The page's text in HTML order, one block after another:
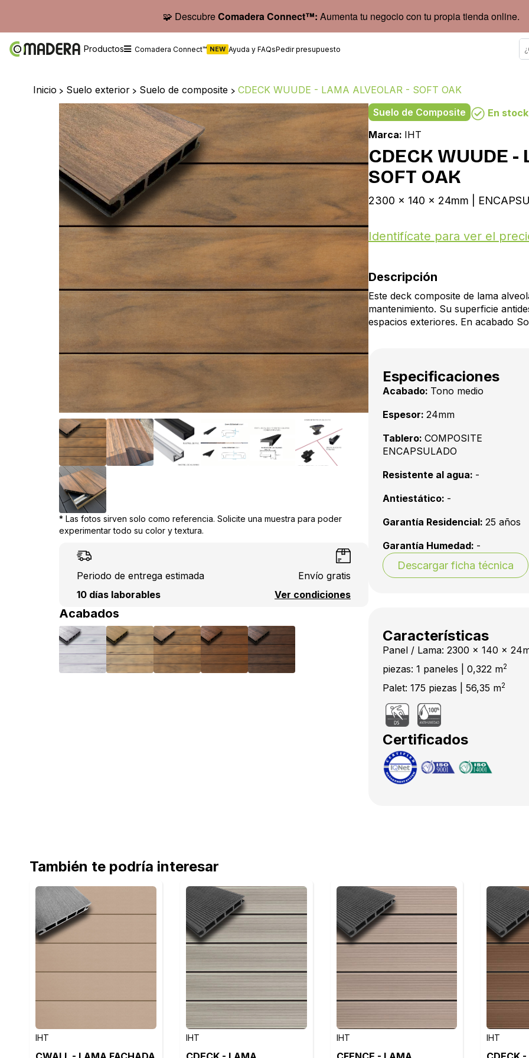
🧩 DescubreComadera Connect™: Aumenta tu negocio con tu propia tienda online.
Productos Comadera Connect™ NEW Ayuda y FAQsPedir presupuesto
Inicio > Suelo exterior > Suelo de composite > CDECK WUUDE - LAMA ALVEOLAR - SOFT OAK
* Las fotos sirven solo como referencia. Solicite una muestra para poder
experimentar todo su color y textura.
Periodo de entrega estimada
10 días laborables
Envío gratis
Ver condiciones
Acabados
Suelo de Composite
En stock
Marca: IHT
CDECK WUUDE -
SOFT OAK
2300 x 140 x 24mm |
Identifícate para ver el
Descripción
Este deck composite de lama
mantenimiento. Su superficie
espacios exteriores. En acabado
Especificaciones
Acabado: Tono medio
Espesor: 24mm
Tablero: COMPOSITE
ENCAPSULADO
Resistente al agua: -
Antiestático: -
Garantía Residencial: 25 años
Garantía Humedad: -
Descargar ficha técnica
Características
Panel / Lama: 2300 x 140 x
piezas: 1 paneles | 0,322 m2
Palet: 175 piezas | 56,35 m2
Certificados
También te podría interesar
IHT IHT IHT IHT